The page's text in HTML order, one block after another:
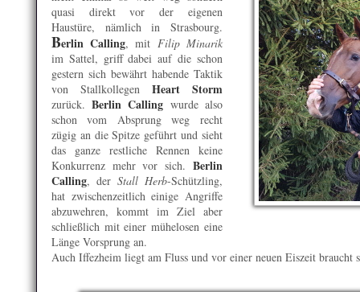
quasi direkt vor der eigenen
Haustüre, nämlich in Strasbourg.
Berlin Calling, mit Filip Minarik
im Sattel, griff dabei auf die schon
gestern sich bewährt habende Taktik
von Stallkollegen Heart Storm
zurück.Berlin Calling wurde also
schon vom Absprung weg recht
zügig an die Spitze geführt und sieht
das ganze restliche Rennen keine
Konkurrenz mehr vor sich. Berlin
Calling, der Stall Herb-Schützling,
hat zwischenzeitlich einige Angriffe
abzuwehren, kommt im Ziel aber
schließlich mit einer mühelosen eine
Länge Vorsprung an.
Auch Iffezheim liegt am Fluss und vor einer neuen Eiszeit braucht